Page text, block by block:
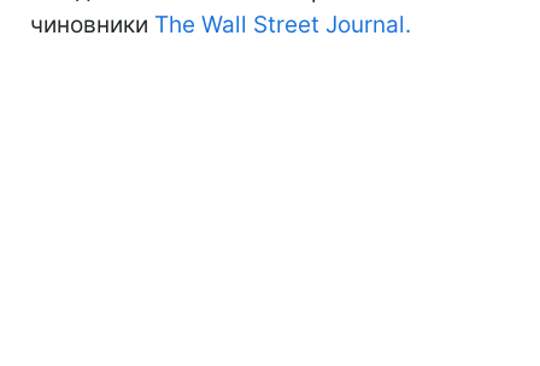
чиновники The Wall Street Journal.